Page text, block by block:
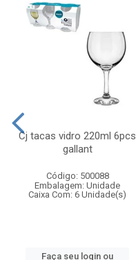
Cj tacas vidro 220ml 6pcs
gallant
Código: 500088
Embalagem: Unidade
Caixa Com: 6 Unidade(s)
Faça seu login ou